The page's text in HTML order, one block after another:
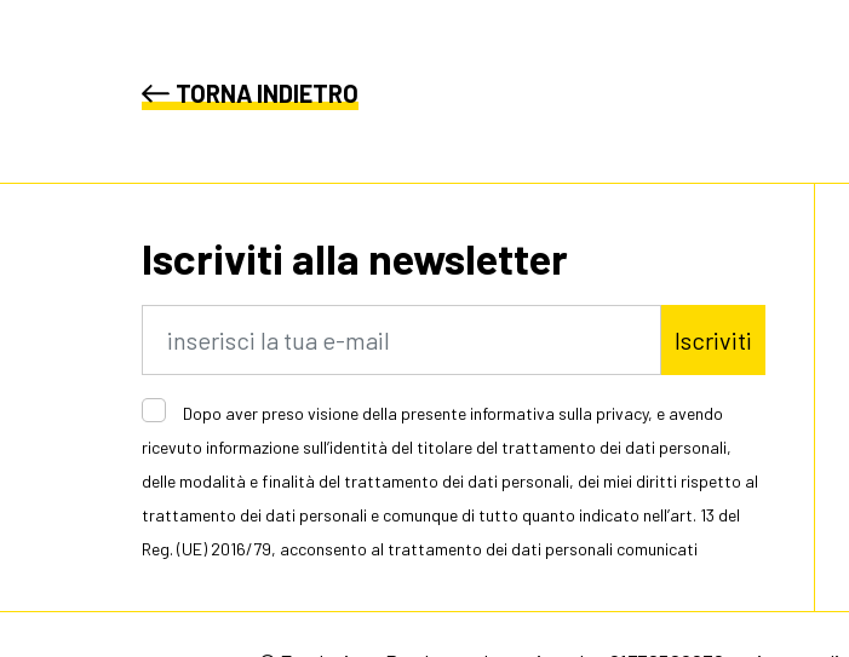
TORNA INDIETRO
Iscriviti alla newsletter
Iscriviti
Dopo aver preso visione della presente informativa sulla privacy, e avendo
ricevuto informazione sull’identità del titolare del trattamento dei dati personali,
delle modalità e finalità del trattamento dei dati personali, dei miei diritti rispetto al
trattamento dei dati personali e comunque di tutto quanto indicato nell’art. 13 del
Reg. (UE) 2016/79, acconsento al trattamento dei dati personali comunicati